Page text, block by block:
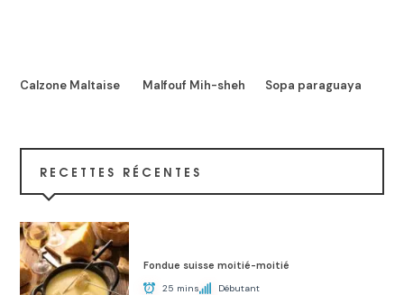
Calzone Maltaise Malfouf Mih-sheh Sopa paraguaya
RECETTES RÉCENTES
Fondue suisse moitié-moitié
25 mins Débutant